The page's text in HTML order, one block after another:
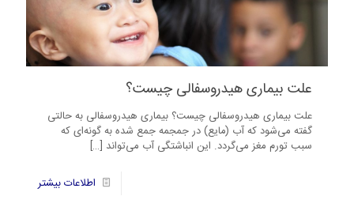
علت بیماری هیدروسفالی چیست؟
علت بیماری هیدروسفالی چیست؟ بیماری هیدروسفالی به حالتی
گفته می‌شود که آب (مایع) در جمجمه جمع شده به گونه‌ای که
سبب تورم مغز می‌گردد. این انباشتگی آب می‌تواند […]
اطلاعات بیشتر